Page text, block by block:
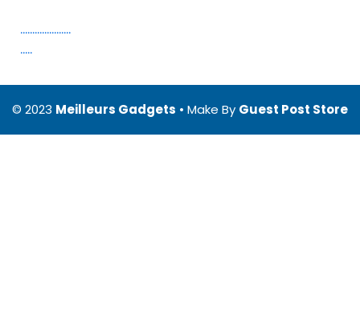
.....................
.....
© 2023 Meilleurs Gadgets • Make By Guest Post Store